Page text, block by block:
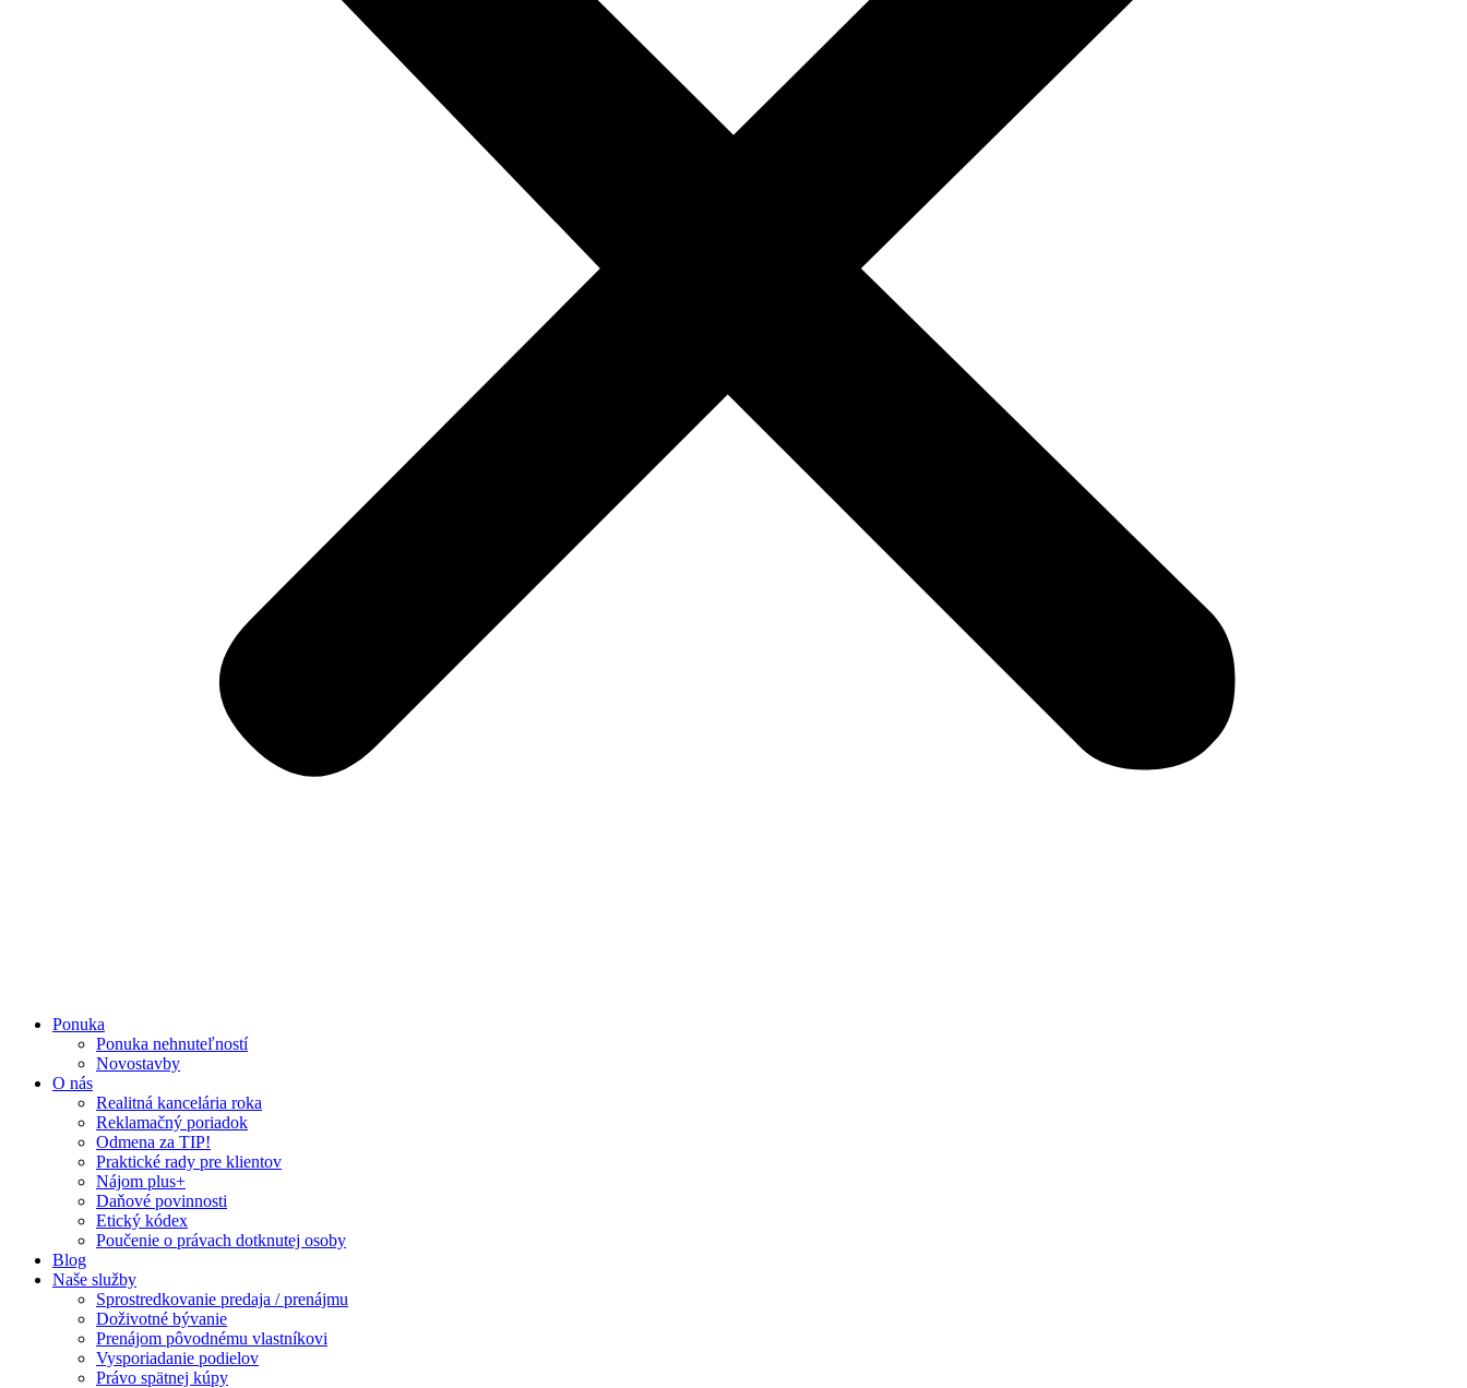
Ponuka
Ponuka nehnuteľností
Novostavby
O nás
Realitná kancelária roka
Reklamačný poriadok
Odmena za TIP!
Praktické rady pre klientov
Nájom plus+
Daňové povinnosti
Etický kódex
Poučenie o právach dotknutej osoby
Blog
Naše služby
Sprostredkovanie predaja / prenájmu
Doživotné bývanie
Prenájom pôvodnému vlastníkovi
Vysporiadanie podielov
Právo spätnej kúpy